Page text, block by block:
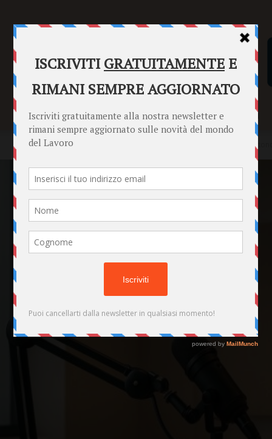
SENTENZE FORMULARI PUNTO INFORMAZIONI
Home News Design editoriale dei podcast aziendali: format,